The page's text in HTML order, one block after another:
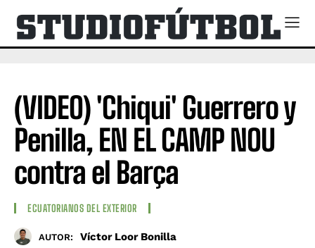
(VIDEO) 'Chiqui' Guerrero y
Penilla, EN EL CAMP NOU
contra el Barça
ECUATORIANOS DEL EXTERIOR
AUTOR: Víctor Loor Bonilla